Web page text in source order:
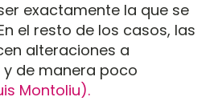
exactamente la que se
el resto de los casos, las
alteraciones a
de manera poco
Montoliu).